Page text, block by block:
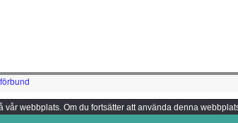
webbplats. Om du fortsätter att använda denna